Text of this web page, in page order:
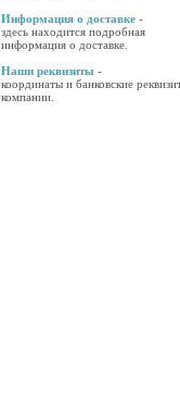
Информация о доставке -
здесь находится подробная
информация о доставке.
Наши реквизиты -
координаты и банковские
компании.